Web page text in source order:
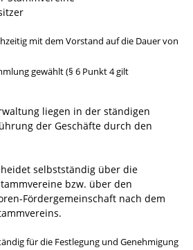
mit dem Vorstand auf die Dauer von
gewählt (§ 6 Punkt 4 gilt
liegen in der ständigen
der Geschäfte durch den
selbstständig über die
bzw. über den
Fördergemeinschaft nach dem
für die Festlegung und Genehmigung